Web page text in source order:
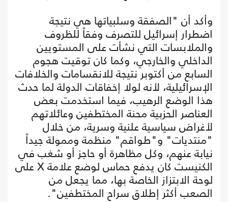
وأكد أن "الصفقة وسلبياتها هي نتيجة
اضطرار إسرائيل للتصرف وفقاً للظروف
والملابسات التي نشأت على المستويين
الداخلي والخارجي، وكما كان توقيت هجوم
السابع من أكتوبر نتيجة للانقسامات والخلافات
الإسرائيلية، لأنه لولا إخفاقات الدولة لما حدث
هذا الوضع الرهيب، فيما استخدمت بعض
العناصر الحزبية محنة المختطفين وعائلاتهم
لأغراض سياسية علنية وسرية، من خلال
"منتديات" و"طواقم" منظمة وممولة جيداً
نيابة عنهم، وكل مظاهرة أو حاجز أو شغب في
الكنيست كان يدفع حماس لوضع علامة X على
لوحة الابتزاز الخاصة بها، مما يجعل من
الصعب أكثر إطلاق سراح المختطفين".